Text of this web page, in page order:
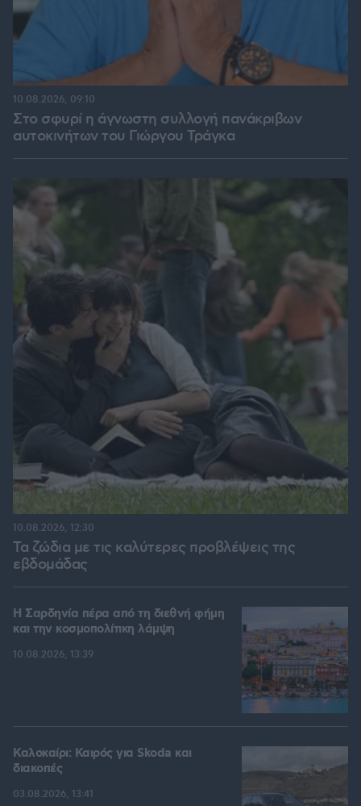
Στο σφυρί η άγνωστη συλλογή πανάκριβων
αυτοκινήτων του Γιώργου Τράγκα
10.08.2026, 09:10
Τα ζώδια με τις καλύτερες προβλέψεις της
εβδομάδας
10.08.2026, 12:30
Η Σαρδηνία πέρα από τη διεθνή φήμη
και την κοσμοπολίτικη λάμψη
10.08.2026, 13:39
Καλοκαίρι: Καιρός για Skoda και
διακοπές
03.08.2026, 13:41